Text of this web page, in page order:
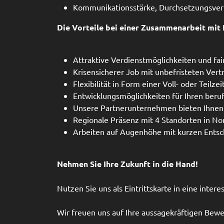
Kommunikationsstärke,
Die Vorteile bei einer Zusammenarbeit mit
Attraktive Verdienstmöglichkeiten und
Krisensicherer Job mit unbefristeten
Flexibilität in Form einer Voll- oder
Entwicklungsmöglichkeiten für Ihren
Unsere Partnerunternehmen bieten
Regionale Präsenz mit 4 Standorten in
Arbeiten auf Augenhöhe mit kurzen
Nehmen Sie Ihre Zukunft in die Hand!
Nutzen Sie uns als Eintrittskarte in eine
Wir freuen uns auf Ihre aussagekräftigen